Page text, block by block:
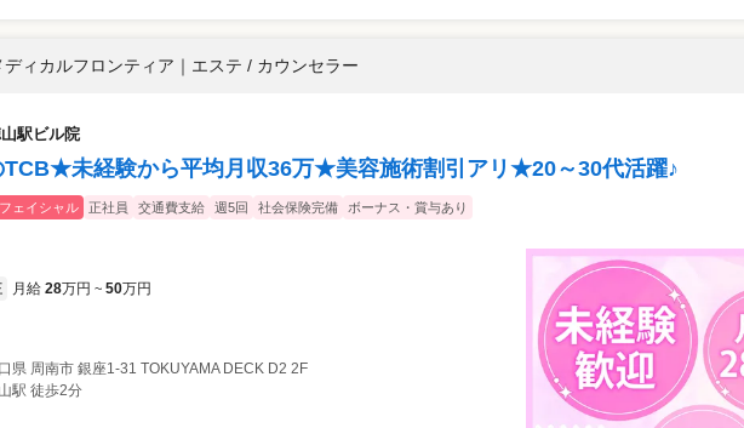
ディカルフロンティア ｜ エステ / カウンセラー
駅ビル院
TCB★未経験から平均月収36万★美容施術割引アリ★20～30代活躍♪
フェイシャル 正社員 交通費支給 週5回 社会保険完備 ボーナス・賞与あり
月給 28万円 ~ 50万円
県 周南市 銀座1-31 TOKUYAMA DECK D2 2F
駅 徒歩2分